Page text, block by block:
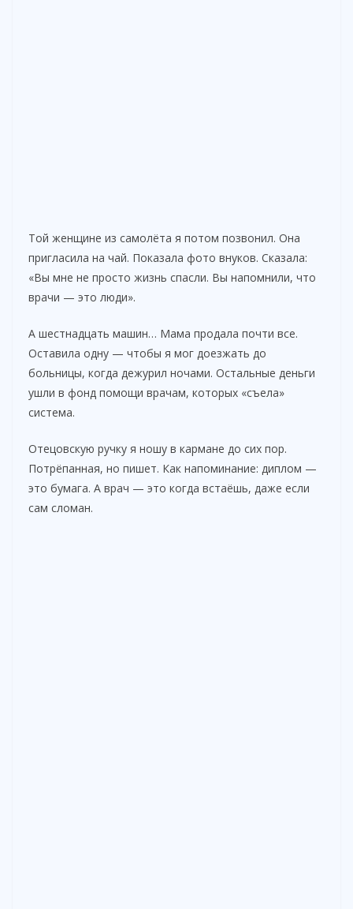
Той женщине из самолёта я потом позвонил. Она
пригласила на чай. Показала фото внуков. Сказала:
«Вы мне не просто жизнь спасли. Вы напомнили, что
врачи — это люди».
А шестнадцать машин… Мама продала почти все.
Оставила одну — чтобы я мог доезжать до
больницы, когда дежурил ночами. Остальные деньги
ушли в фонд помощи врачам, которых «съела»
система.
Отецовскую ручку я ношу в кармане до сих пор.
Потрёпанная, но пишет. Как напоминание: диплом —
это бумага. А врач — это когда встаёшь, даже если
сам сломан.